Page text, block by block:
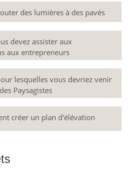
des lumières à des pavés
devez assister aux
aux entrepreneurs
lesquelles vous devriez venir
Paysagistes
créer un plan d'élévation